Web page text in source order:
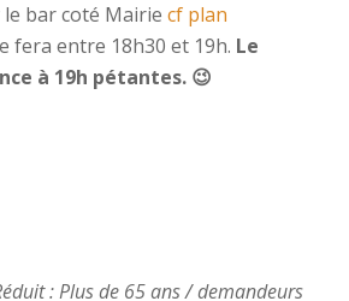
le bar coté Mairie cf plan
fera entre 18h30 et 19h. Le
à 19h pétantes. 😉
: Plus de 65 ans / demandeurs